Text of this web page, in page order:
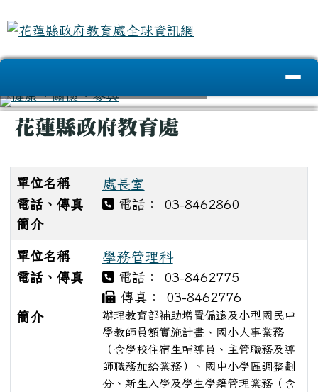
跳至主內容區
花蓮縣政府教育處全球資訊網
導覽列
主內容區域
花蓮縣政府教育處
單位名稱 處長室
電話、傳真
電話： 03-8462860
簡介
單位名稱 學務管理科
電話、傳真
電話： 03-8462775
傳真： 03-8462776
簡介
辦理教育部補助增置偏遠及小型國民中
學教師員額實施計畫、國小人事業務
（含學校住宿生輔導員、主管職務及導
師職務加給業務）、國中小學區調整劃
分、新生入學及學生學籍管理業務（含
頁尾區域